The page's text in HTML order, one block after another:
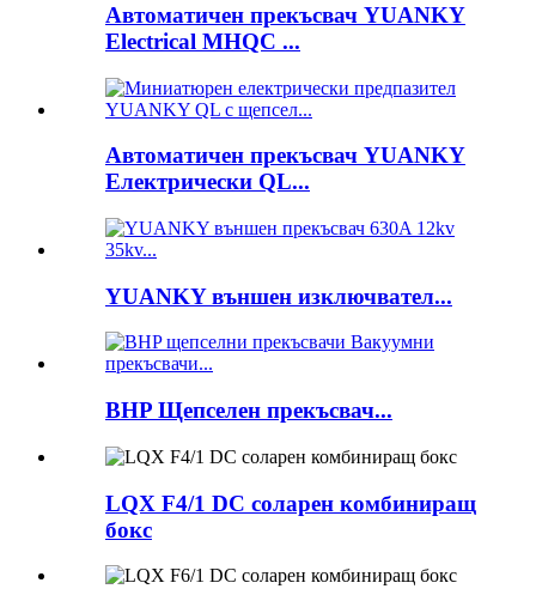
Автоматичен прекъсвач YUANKY
Electrical MHQC ...
Автоматичен прекъсвач YUANKY
Електрически QL...
YUANKY външен изключвател...
BHP Щепселен прекъсвач...
LQX F4/1 DC соларен комбиниращ
бокс